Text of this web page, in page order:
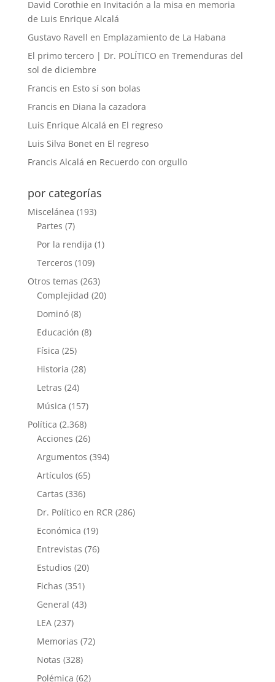
David Corothie en Invitación a la misa en memoria
de Luis Enrique Alcalá
Gustavo Ravell en Emplazamiento de La Habana
El primo tercero | Dr. POLÍTICO en Tremenduras del
sol de diciembre
Francis en Esto sí son bolas
Francis en Diana la cazadora
Luis Enrique Alcalá en El regreso
Luis Silva Boneten El regreso
Francis Alcalá en Recuerdo con orgullo
por categorías
Miscelánea (193)
Partes (7)
Por la rendija (1)
Terceros (109)
Otros temas (263)
Complejidad (20)
Dominó(8)
Educación (8)
Física (25)
Historia (28)
Letras (24)
Música (157)
Política (2.368)
Acciones (26)
Argumentos (394)
Artículos (65)
Cartas (336)
Dr. Político en RCR (286)
Económica (19)
Entrevistas (76)
Estudios (20)
Fichas (351)
General (43)
LEA(237)
Memorias (72)
Notas (328)
Polémica (62)